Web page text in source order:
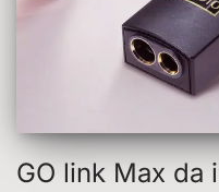
GO link Max da